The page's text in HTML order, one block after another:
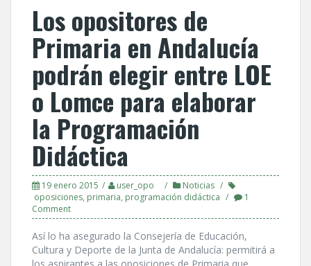
Los opositores de
Primaria en Andalucí­a
podrán elegir entre LOE
o Lomce para elaborar
la Programación
Didáctica
19 enero 2015 user_opo
Noticias
oposiciones, primaria, programación didáctica
1
Comment
Así­ lo ha asegurado la Consejerí­a de Educación,
Cultura y Deporte de la Junta de Andalucí­a: permitirá a